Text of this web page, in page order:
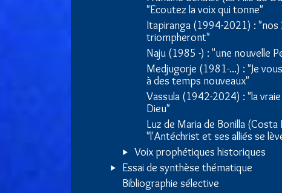
"Ecoutez la voix qui tonne"
Itapiranga (1994-2021) : "nos
triompheront"
Naju (1985 -) : "une nouvelle
Medjugorje (1981-...) : "Je
à des temps nouveaux"
Vassula (1942-2024) : "la
Dieu"
Luz de Maria de Bonilla (Costa
"l'Antéchrist et ses alliés se
Voix prophétiques historiques
Essai de synthèse thématique
Bibliographie sélective